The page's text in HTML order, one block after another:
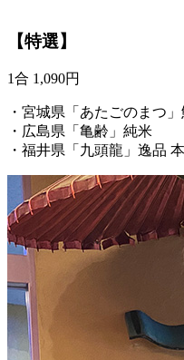
【特選】
1合 1,090円
・宮城県「あたごのまつ
・広島県「亀齢」純米
・福井県「九頭龍」逸品